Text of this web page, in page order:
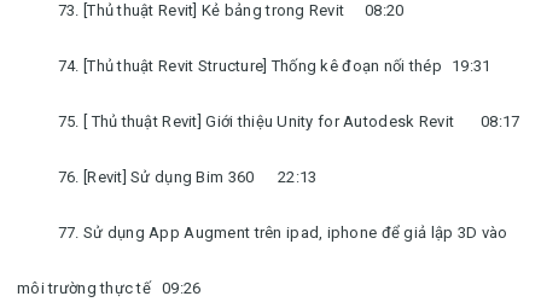
73. [Thủ thuật Revit] Kẻ bảng trong Revit 08:20
74. [Thủ thuật Revit Structure] Thống kê đoạn nối thép 19:31
75. [ Thủ thuật Revit] Giới thiệu Unity for Autodesk Revit 08:17
76. [Revit] Sử dụng Bim 360 22:13
77. Sử dụng App Augment trên ipad, iphone để giả lập 3D vào
môi trường thực tế 09:26